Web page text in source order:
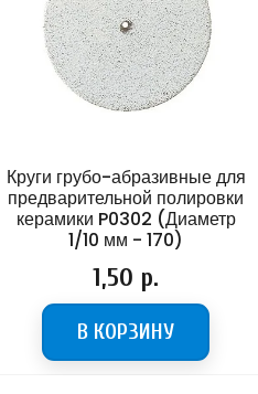
Круги грубо-абразивные для
предварительной полировки
керамики P0302 (Диаметр
1/10 мм - 170)
Цена
1,50 р.
В КОРЗИНУ